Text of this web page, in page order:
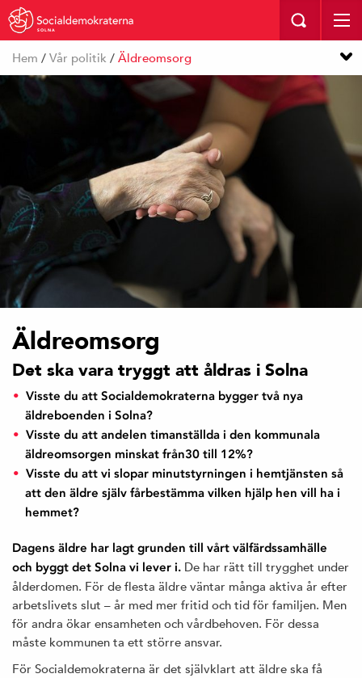
SOLNA
Hem / Vår politik / Äldreomsorg
Äldreomsorg
Det ska vara tryggt att åldras i Solna
Visste du att Socialdemokraterna bygger två nya
äldreboenden i Solna?
Visste du att andelen timanställda i den kommunala
äldreomsorgen minskat från30 till 12%?
Visste du att vi slopar minutstyrningen i hemtjänsten så
att den äldre själv fårbestämma vilken hjälp hen vill ha i
hemmet?
Dagens äldre har lagt grunden till vårt välfärdssamhälle
och byggt det Solna vi lever i. De har rätt till trygghet under
ålderdomen. För de flesta äldre väntar många aktiva år efter
arbetslivets slut – år med mer fritid och tid för familjen. Men
för andra ökar ensamheten och vårdbehoven. För dessa
måste kommunen ta ett större ansvar.
För Socialdemokraterna är det självklart att äldre ska få